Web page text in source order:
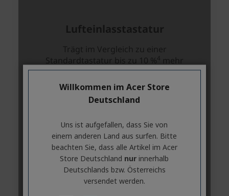
Willkommen im Acer Store
Deutschland
Uns ist aufgefallen, dass Sie von
einem anderen Land aus surfen. Bitte
beachten Sie, dass alle Artikel im Acer
Store Deutschland nur innerhalb
Deutschlands bzw. Österreichs
versendet werden.